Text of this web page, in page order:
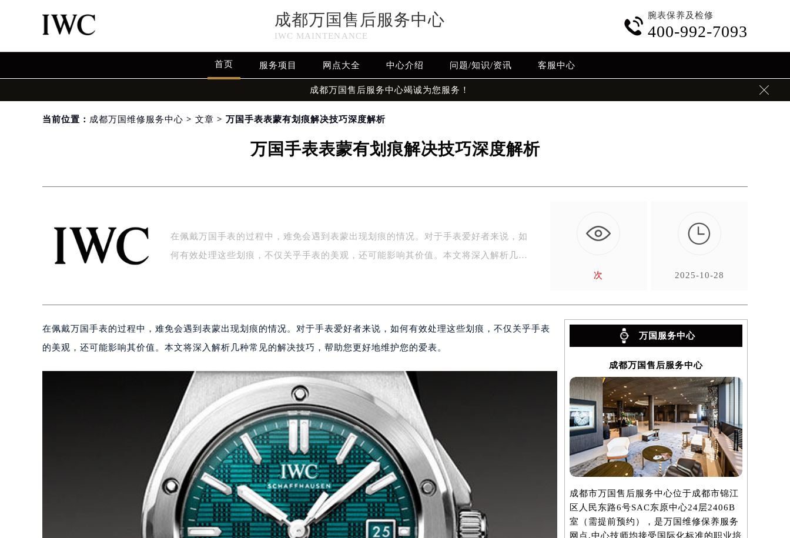
成都万国售后服务中心
IWC MAINTENANCE

腕表保养及检修
400-992-7093
首页 服务项目 网点大全 中心介绍 问题/知识/资讯 客服中心
成都万国售后服务中心竭诚为您服务！ 
当前位置： 成都万国维修服务中心 > 文章 > 万国手表表蒙有划痕解决技巧深度解析
万国手表表蒙有划痕解决技巧深度解析
在佩戴万国手表的过程中，难免会遇到表蒙出现划痕的情况。对于手表爱好者来说，如
何有效处理这些划痕，不仅关乎手表的美观，还可能影响其价值。本文将深入解析几…
次

2025-10-28
在佩戴万国手表的过程中，难免会遇到表蒙出现划痕的情况。对于手表爱好者来说，如何有效处理这些划痕，不仅关乎手表
的美观，还可能影响其价值。本文将深入解析几种常见的解决技巧，帮助您更好地维护您的爱表。
万国服务中心
成都万国售后服务中心
成都市万国售后服务中心位于成都市锦江
区人民东路6号SAC东原中心24层2406B
室（需提前预约），是万国维修保养服务
网点,中心技师均接受国际化标准的职业培